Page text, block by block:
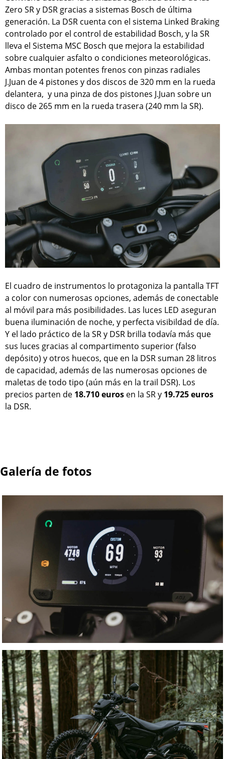
Zero SR y DSR gracias a sistemas Bosch de última
generación. La DSR cuenta con el sistema Linked Braking
controlado por el control de estabilidad Bosch, y la SR
lleva el Sistema MSC Bosch que mejora la estabilidad
sobre cualquier asfalto o condiciones meteorológicas.
Ambas montan potentes frenos con pinzas radiales
J.Juan de 4 pistones y dos discos de 320 mm en la rueda
delantera, y una pinza de dos pistones J.Juan sobre un
disco de 265 mm en la rueda trasera (240 mm la SR).
El cuadro de instrumentos lo protagoniza la pantalla TFT
a color con numerosas opciones, además de conectable
al móvil para más posibilidades. Las luces LED aseguran
buena iluminación de noche, y perfecta visibildad de día.
Y el lado práctico de la SR y DSR brilla todavía más que
sus luces gracias al compartimento superior (falso
depósito) y otros huecos, que en la DSR suman 28 litros
de capacidad, además de las numerosas opciones de
maletas de todo tipo (aún más en la trail DSR). Los
precios parten de 18.710 euros en la SR y 19.725 euros
la DSR.
Galería de fotos